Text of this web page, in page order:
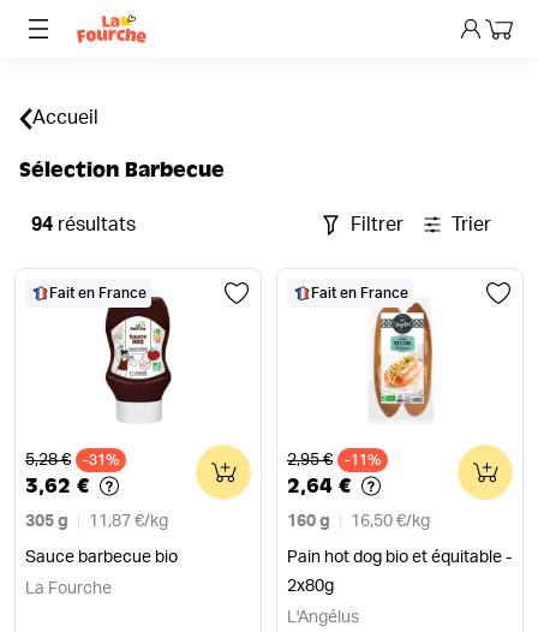
Mon
Accueil
Sélection Barbecue
94 résultats Filtrer Trier
Fait en France
Ancien prix
5,28 € -31%
3,62 €
305 g 11,87 €/ kg
Sauce barbecue bio
0
La Fourche
Fait en France
Ancien prix
2,95 € -11%
2,64 €
160 g 16,50 €/ kg
Pain hot dog bio et équitable -
2x80g
0
L'Angélus